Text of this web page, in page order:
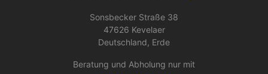
Sonsbecker Straße 38
47626 Kevelaer
Deutschland, Erde
Beratung und Abholung nur mit